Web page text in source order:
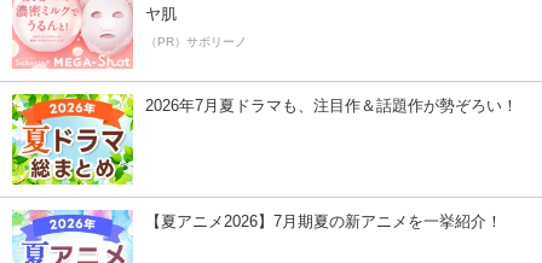
ヤ肌
（PR）サボリーノ
2026年7月夏ドラマも、注目作＆話題作が勢ぞろい！
【夏アニメ2026】7月期夏の新アニメを一挙紹介！